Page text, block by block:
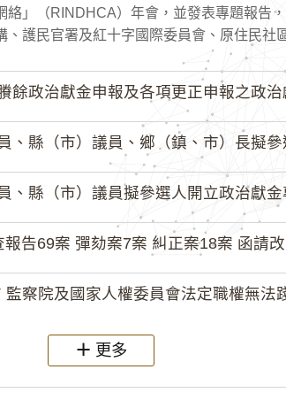
絡」（RINDHCA）年會，並發表專題報告
、護民官署及紅十字國際委員會、原住民社
餘政治獻金申報及各項更正申報之政
縣（市）議員、鄉（鎮、市）長擬參選
縣（市）議員擬參選人開立政治獻金專
告69案 彈劾案7案 糾正案18案 函請
察院及國家人權委員會法定職權無法踐
更多